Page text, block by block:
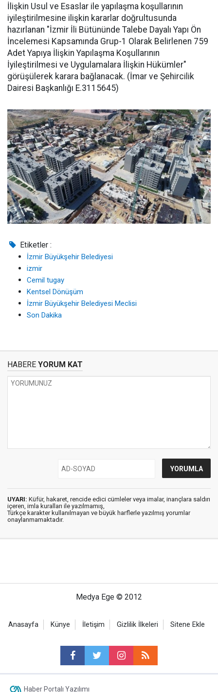
İlişkin Usul ve Esaslar ile yapılaşma koşullarının
iyileştirilmesine ilişkin kararlar doğrultusunda
hazırlanan "İzmir İli Bütününde Talebe Dayalı Yapı Ön
İncelemesi Kapsamında Grup-1 Olarak Belirlenen 759
Adet Yapıya İlişkin Yapılaşma Koşullarının
İyileştirilmesi ve Uygulamalara İlişkin Hükümler"
görüşülerek karara bağlanacak. (İmar ve Şehircilik
Dairesi Başkanlığı E.3115645)
Etiketler :
İzmir Büyükşehir Belediyesi
izmir
Cemil tugay
Kentsel Dönüşüm
İzmir Büyükşehir Belediyesi Meclisi
Son Dakika
HABERE YORUM KAT
UYARI: Küfür, hakaret, rencide edici cümleler veya imalar, inançlara saldırı
içeren, imla kuralları ile yazılmamış,
Türkçe karakter kullanılmayan ve büyük harflerle yazılmış yorumlar
onaylanmamaktadır.
Medya Ege © 2012
Anasayfa Künye İletişim Gizlilik İlkeleri Sitene Ekle
Haber Portalı Yazılımı